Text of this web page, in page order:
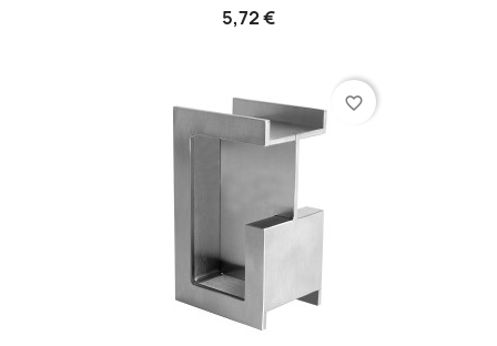
5,72 €
favorite_border